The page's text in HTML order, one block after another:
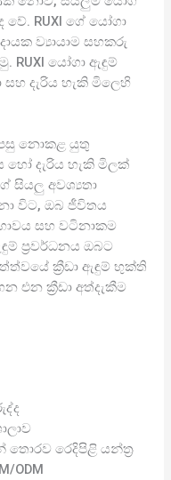
RUXI ගේ යෝගා
ව්‍යායාම සහකරු
RUXI යෝගා ඇඳුම්
සහ දැරිය හැකි මිලෙහි
නොකළ යුතු
හෝ දැරිය හැකි මිලක්
සියලු අවශ්‍යතා
විට, ඔබ ජීවිතය
සහ වටිනාකම
ප්‍රවර්ධනය ඔබට
ක්‍රීඩා ඇඳුම් භුක්ති
එන ක්‍රීඩා අත්දැකීම
තොරව රෙදිපිළි යන්ත්‍ර
ODM